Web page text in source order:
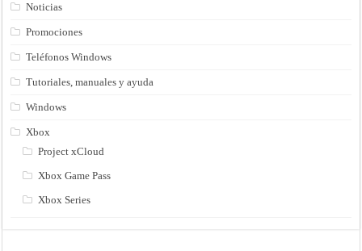
Noticias
Promociones
Teléfonos Windows
Tutoriales, manuales y ayuda
Windows
Xbox
Project xCloud
Xbox Game Pass
Xbox Series